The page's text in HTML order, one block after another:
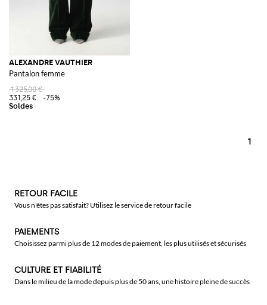
ALEXANDRE VAUTHIER
Pantalon femme
1 325,00 €
331,25 €
-75%
1
RETOUR FACILE
Vous n'êtes pas satisfait? Utilisez le service de retour facile
PAIEMENTS
Choisissez parmi plus de 12 modes de paiement, les plus utilisés et sécurisés
CULTURE ET FIABILITÉ
Dans le milieu de la mode depuis plus de 50 ans, une histoire pleine de succès